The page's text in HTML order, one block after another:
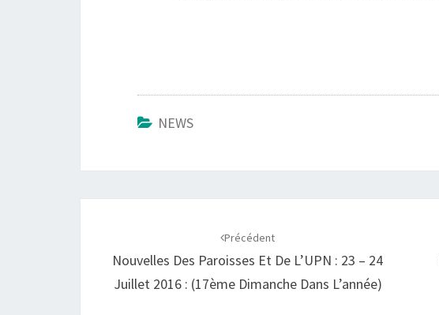
NEWS
Précédent
Nouvelles Des Paroisses Et De L’UPN : 23 – 24
Juillet 2016 : (17ème Dimanche Dans L’année)